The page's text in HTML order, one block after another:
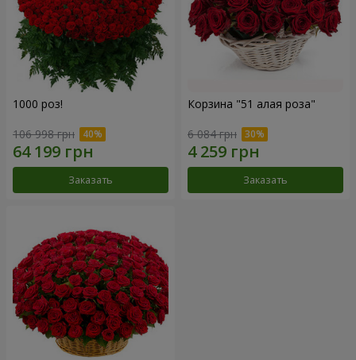
1000 роз!
106 998 грн
Заказать
Корзина "51 алая роза"
6 084 грн
Заказать